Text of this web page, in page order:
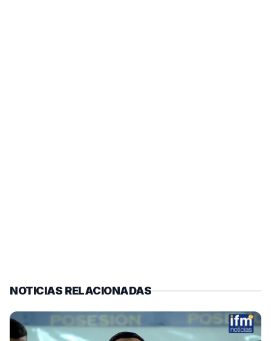
NOTICIAS RELACIONADAS